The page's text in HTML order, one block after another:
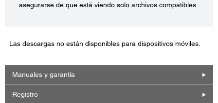
asegurarse de que está viendo solo archivos compatibles.
Las descargas no están disponibles para dispositivos móviles.
Manuales y garantía
Registro